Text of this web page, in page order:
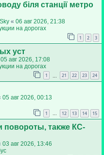
біля станції метро
« 06 авг 2026, 21:38
на дорогах
1 2 3
уст
05 авг 2026, 17:08
на дорогах
1 21 22 23 24
05 авг 2026, 00:13
1 … 12 13 14 15
повороты, также КС-
03 авг 2026, 13:46